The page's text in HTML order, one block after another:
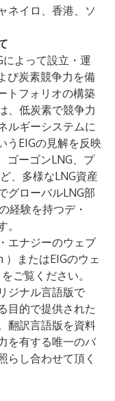
ネイロ、香港、ソ
によって設立・運
び炭素競争力を備
トフォリオの構築
、低炭素で競争力
ルギーシステムに
うEIGの見解を反映
ゴーゴンLNG、プ
、多様なLNG資産
グローバルLNG部
経験を持つデ・
エナジーのウェブ
）またはEIGのウェ
をご覧ください。
ジナル言語版で
目的で提供された
翻訳言語版を資料
を有する唯一のバ
らし合わせて頂く